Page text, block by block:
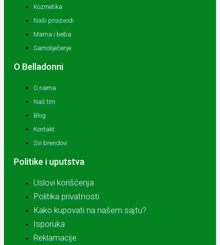
Kozmetika
Naši proizvodi
Mama i beba
Samoliječenje
O Belladonni
O nama
Naš tim
Blog
Kontakt
Svi brendovi
Politike i uputstva
Uslovi korišćenja
Politika privatnosti
Kako kupovati na našem sajtu?
Isporuka
Reklamacije